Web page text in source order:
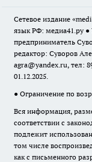
Сетевое издание
язык РФ: медиа41.ру
предприниматель
редактор: Суворов
agra@yandex.ru, тел:
01.12.2025.
● Ограничение по
Вся информация,
соответствии с
подлежит
том числе
как с письменного